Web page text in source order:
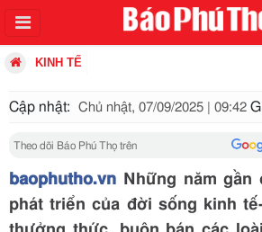
KINH TẾ
Cập nhật: Chủ nhật, 07/09/2025 | 09:42
Theo dõi Báo Phú Thọ trên
baophutho.vn Những năm gần
phát triển của đời sống kinh